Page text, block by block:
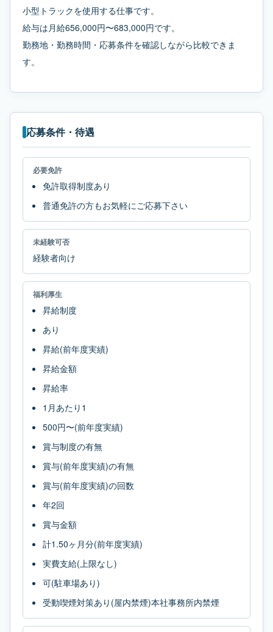
小型トラックを使用する仕事です。
給与は月給656,000円〜683,000円です。
勤務地・勤務時間・応募条件を確認しながら比較できま
す。
応募条件・待遇
必要免許
免許取得制度あり
普通免許の方もお気軽にご応募下さい
未経験可否
経験者向け
福利厚生
昇給制度
あり
昇給(前年度実績)
昇給金額
昇給率
1月あたり1
500円〜(前年度実績)
賞与制度の有無
賞与(前年度実績)の有無
賞与(前年度実績)の回数
年2回
賞与金額
計1.50ヶ月分(前年度実績)
実費支給(上限なし)
可(駐車場あり)
受動喫煙対策あり(屋内禁煙)本社事務所内禁煙